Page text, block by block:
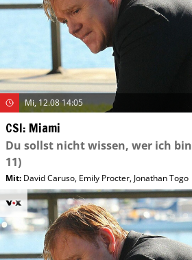
Mi, 12.08 14:05
CSI: Miami
Du sollst nicht wissen, wer ich bin
11)
Mit: David Caruso, Emily Procter, Jonathan Togo